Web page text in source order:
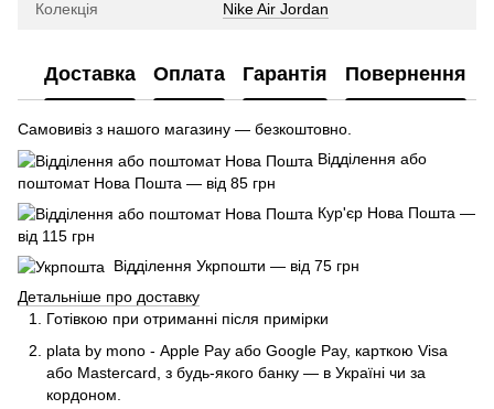
Колекція Nike Air Jordan
Доставка Оплата Гарантія Повернення
Самовивіз з нашого магазину — безкоштовно.
Відділення або
поштомат Нова Пошта — від 85 грн
Кур'єр Нова Пошта —
від 115 грн
Відділення Укрпошти — від 75 грн
Детальніше про доставку
Готівкою при отриманні після примірки
plata by mono - Apple Pay або Google Pay, карткою Visa
або Mastercard, з будь-якого банку — в Україні чи за
кордоном.